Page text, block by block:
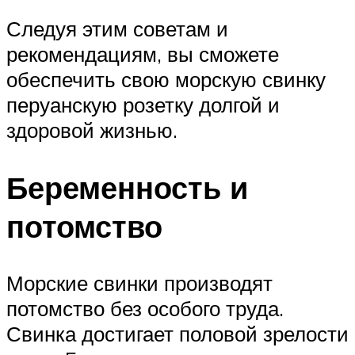
Следуя этим советам и
рекомендациям, вы сможете
обеспечить свою морскую свинку
перуанскую розетку долгой и
здоровой жизнью.
Беременность и
потомство
Морские свинки производят
потомство без особого труда.
Свинка достигает половой зрелости